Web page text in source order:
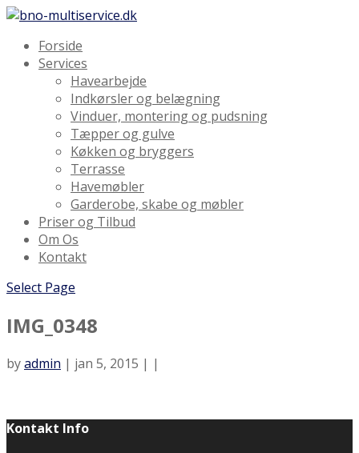
Forside
Services
Havearbejde
Indkørsler og belægning
Vinduer, montering og pudsning
Tæpper og gulve
Køkken og bryggers
Terrasse
Havemøbler
Garderobe, skabe og møbler
Priser og Tilbud
Om Os
Kontakt
Select Page
IMG_0348
byadmin | jan 5, 2015 | |
Kontakt Info